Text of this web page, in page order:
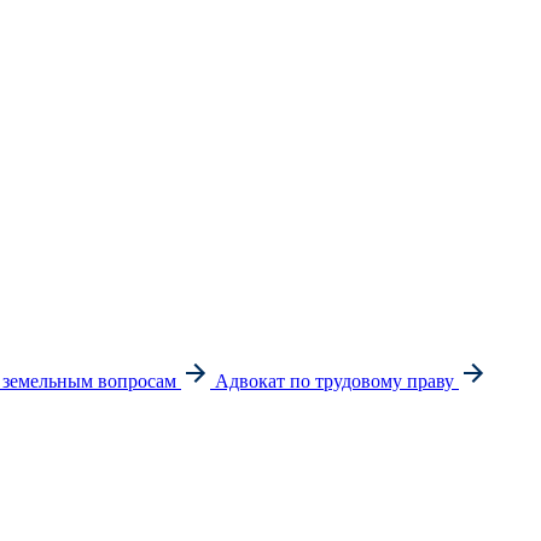
вопросам
Адвокат по трудовому праву